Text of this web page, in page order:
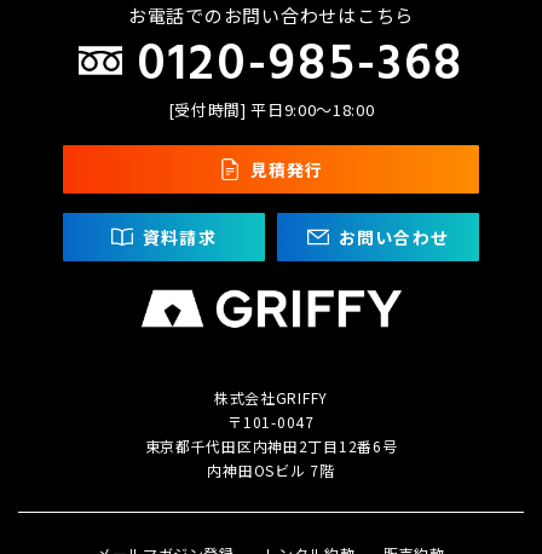
株式会社GRIFFY
〒101-0047
東京都千代田区内神田2丁目12番6号
内神田OSビル 7階
お電話でのお問い合わせはこちら
0120-985-368
[受付時間] 平日9:00〜18:00
見積発行
資料請求 お問い合わせ